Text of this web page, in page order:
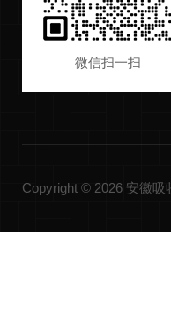
微信扫一扫
Copyright © 2026 安徽